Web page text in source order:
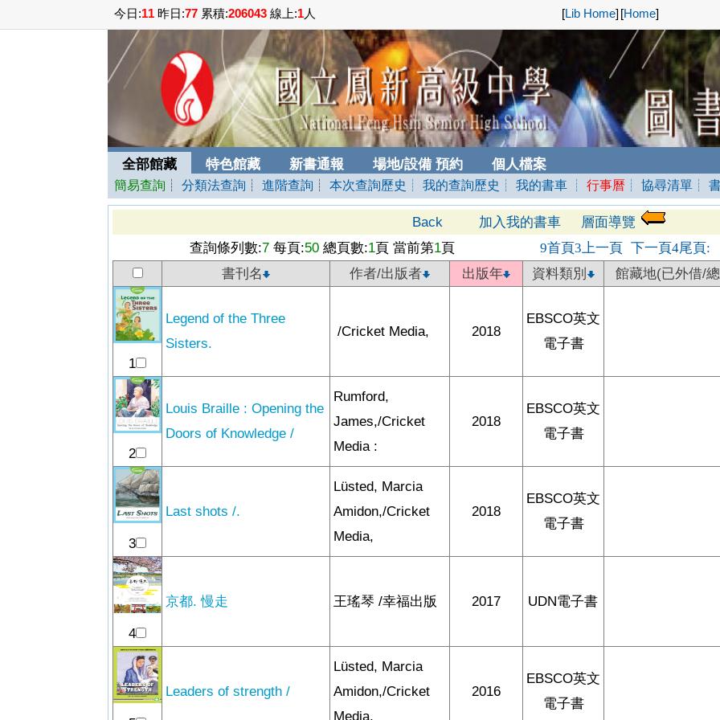
今日:11 昨日:77 累積:206043 線上:1人 [Lib Home] [Home]
全部館藏 特色館藏 新書通報 場地/設備 預約 個人檔案
簡易查詢 ┊分類法查詢 ┊進階查詢 ┊本次查詢歷史 ┊ 我的查詢歷史 ┊ 我的書車 ┊行事曆 ┊ 協尋清單 ┊
Back 加入我的書車
層面導覽
查詢條列數:7 每頁:50 總頁數:1頁 當前第1頁 9首頁3上一頁 下一頁4尾頁:
書刊名 作者/出版者 出版年 資料類別 館藏地(已外借/
1
Legend of the Three
Sisters.
/Cricket Media, 2018
EBSCO英文
電子書
2
Louis Braille : Opening the
Doors of Knowledge /
Rumford,
James,/Cricket
Media :
2018
EBSCO英文
電子書
3
Last shots /.
Lüsted, Marcia
Amidon,/Cricket
Media,
2018
EBSCO英文
電子書
4
京都. 慢走 王瑤琴 /幸福出版 2017 UDN電子書
Leaders of strength /
Lüsted, Marcia
Amidon,/Cricket
Media,
2016
EBSCO英文
電子書